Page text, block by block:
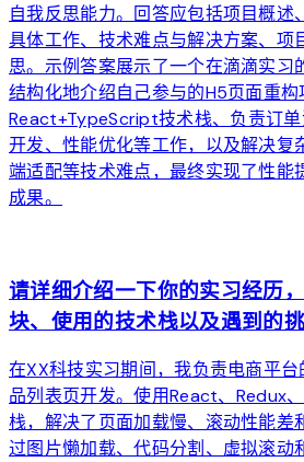
自我反思能力。回答应包括项目概述
具体工作、技术难点与解决方案、项
思。示例答案展示了一个在滴滴实习
结构化地介绍自己参与的H5页面重
React+TypeScript技术栈、负责订
开发、性能优化等工作，以及解决复
端适配等技术难点，最终实现了性能
成果。
请详细介绍一下你的实习经历
块、使用的技术栈以及遇到的
在XX科技实习期间，我负责电商平
品列表页开发。使用React、Redux
栈，解决了页面加载慢、滚动性能差
过图片懒加载、代码分割、虚拟滚动